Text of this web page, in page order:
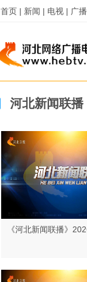
首页 | 新闻 | 电视 | 广
河北新闻联播
《河北新闻联播》